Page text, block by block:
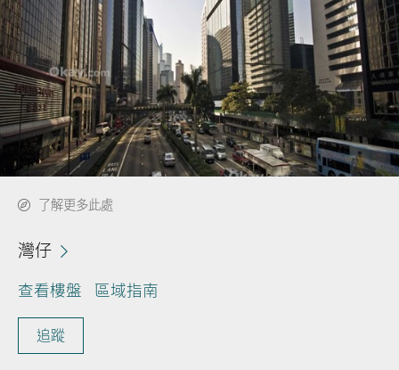
了解更多此處
灣仔
查看樓盤 區域指南
追蹤